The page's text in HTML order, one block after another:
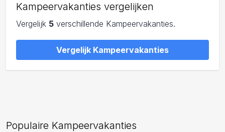
Kampeervakanties vergelijken
Vergelijk 5 verschillende Kampeervakanties.
Vergelijk Kampeervakanties
Populaire Kampeervakanties